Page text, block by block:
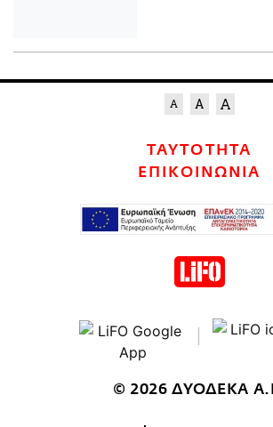
ΤΑΥΤΟΤΗΤΑ
ΕΠΙΚΟΙΝΩΝΙΑ
© 2026 ΔΥΟΔΕΚΑ